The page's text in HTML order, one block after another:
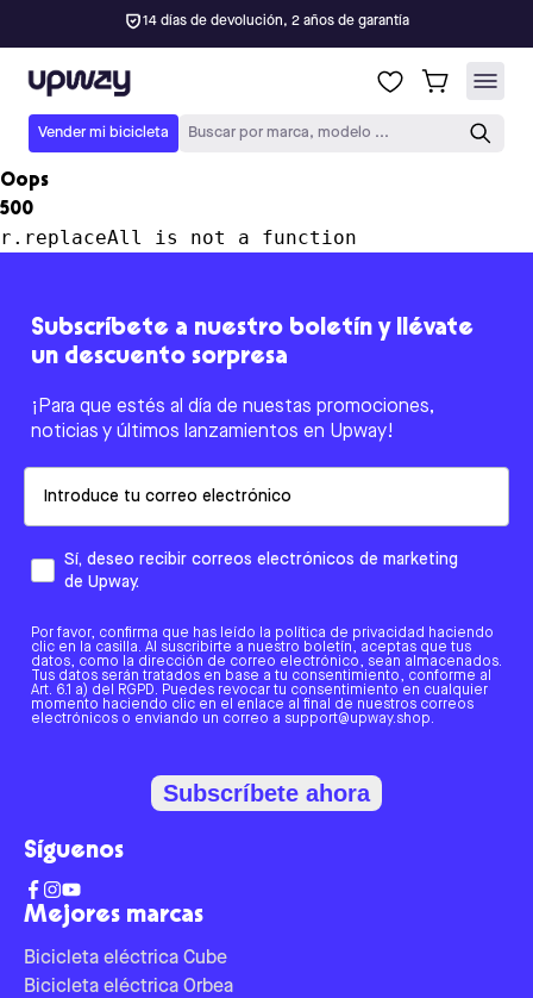
14 días de devolución, 2 años de garantía
Upway
Vender mi bicicleta Buscar por marca, modelo ...
Oops
500
r.replaceAll is not a function
Mejores marcas
Bicicleta eléctrica Cube
Bicicleta eléctrica Orbea
Subscríbete a nuestro boletín y llévate
un descuento sorpresa
¡Para que estés al día de nuestas promociones,
noticias y últimos lanzamientos en Upway!
Sí, deseo recibir correos electrónicos de marketing
de Upway.
Por favor, confirma que has leído la política de privacidad haciendo
clic en la casilla. Al suscribirte a nuestro boletín, aceptas que tus
datos, como la dirección de correo electrónico, sean almacenados.
Tus datos serán tratados en base a tu consentimiento, conforme al
Art. 6.1 a) del RGPD. Puedes revocar tu consentimiento en cualquier
momento haciendo clic en el enlace al final de nuestros correos
electrónicos o enviando un correo a support@upway.shop.
Subscríbete ahora
Síguenos